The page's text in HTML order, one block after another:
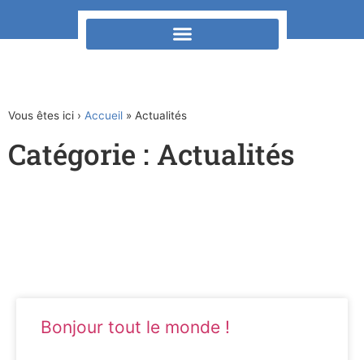
Vous êtes ici › Accueil » Actualités
Catégorie : Actualités
Bonjour tout le monde !